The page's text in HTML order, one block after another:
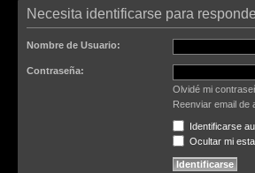
Necesita identificarse para
Nombre de Usuario:
Contraseña:
Olvidé mi
Reenviar email de
Identificarse
Ocultar mi